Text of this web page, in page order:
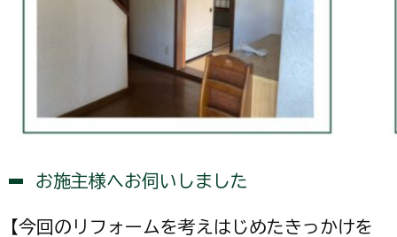
お施主様へお伺いしました
【今回のリフォームを考えはじめたきっかけを